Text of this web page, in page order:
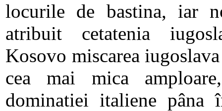
locurile de bastina, iar
atribuit cetatenia
Kosovo miscarea
cea mai mica
dominatiei italiene